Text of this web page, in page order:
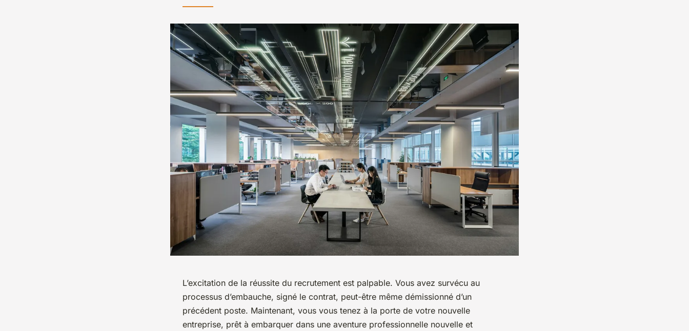
L’excitation de la réussite du recrutement est palpable. Vous avez survécu au
processus d’embauche, signé le contrat, peut-être même démissionné d’un
précédent poste. Maintenant, vous vous tenez à la porte de votre nouvelle
entreprise, prêt à embarquer dans une aventure professionnelle nouvelle et